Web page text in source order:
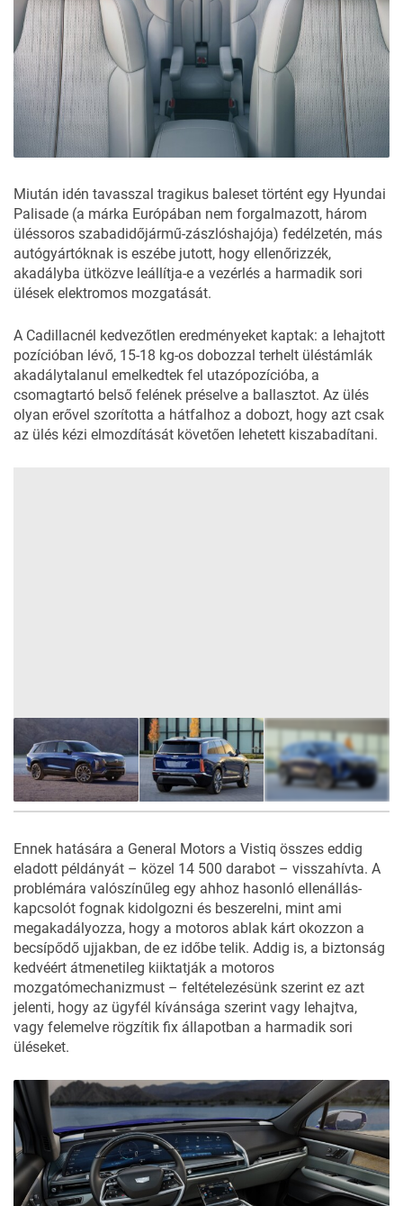
Miután idén tavasszal tragikus baleset történt egy Hyundai
Palisade (a márka Európában nem forgalmazott, három
üléssoros szabadidőjármű-zászlóshajója) fedélzetén, más
autógyártóknak is eszébe jutott, hogy ellenőrizzék,
akadályba ütközve leállítja-e a vezérlés a harmadik sori
ülések elektromos mozgatását.
A Cadillacnél kedvezőtlen eredményeket kaptak: a lehajtott
pozícióban lévő, 15-18 kg-os dobozzal terhelt üléstámlák
akadálytalanul emelkedtek fel utazópozícióba, a
csomagtartó belső felének préselve a ballasztot. Az ülés
olyan erővel szorította a hátfalhoz a dobozt, hogy azt csak
az ülés kézi elmozdítását követően lehetett kiszabadítani.
Ennek hatására a General Motors a Vistiq összes eddig
eladott példányát – közel 14 500 darabot – visszahívta. A
problémára valószínűleg egy ahhoz hasonló ellenállás-
kapcsolót fognak kidolgozni és beszerelni, mint ami
megakadályozza, hogy a motoros ablak kárt okozzon a
becsípődő ujjakban, de ez időbe telik. Addig is, a biztonság
kedvéért átmenetileg kiiktatják a motoros
mozgatómechanizmust – feltételezésünk szerint ez azt
jelenti, hogy az ügyfél kívánsága szerint vagy lehajtva,
vagy felemelve rögzítik fix állapotban a harmadik sori
üléseket.